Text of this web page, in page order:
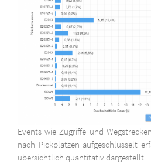
Events wie Zugriffe und
nach Pickplätzen aufgeschlüsselt
übersichtlich quantitativ dargestellt